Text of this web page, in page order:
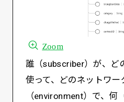
Zoom
誰（subscriber）が、ど
使って、どのネットワー
（environment）で、何